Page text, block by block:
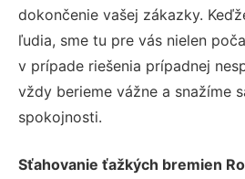
dokončenie vašej zákazky.
ľudia, sme tu pre vás nielen
v prípade riešenia prípadnej
vždy berieme vážne a snažíme
spokojnosti.
Sťahovanie ťažkých bremien